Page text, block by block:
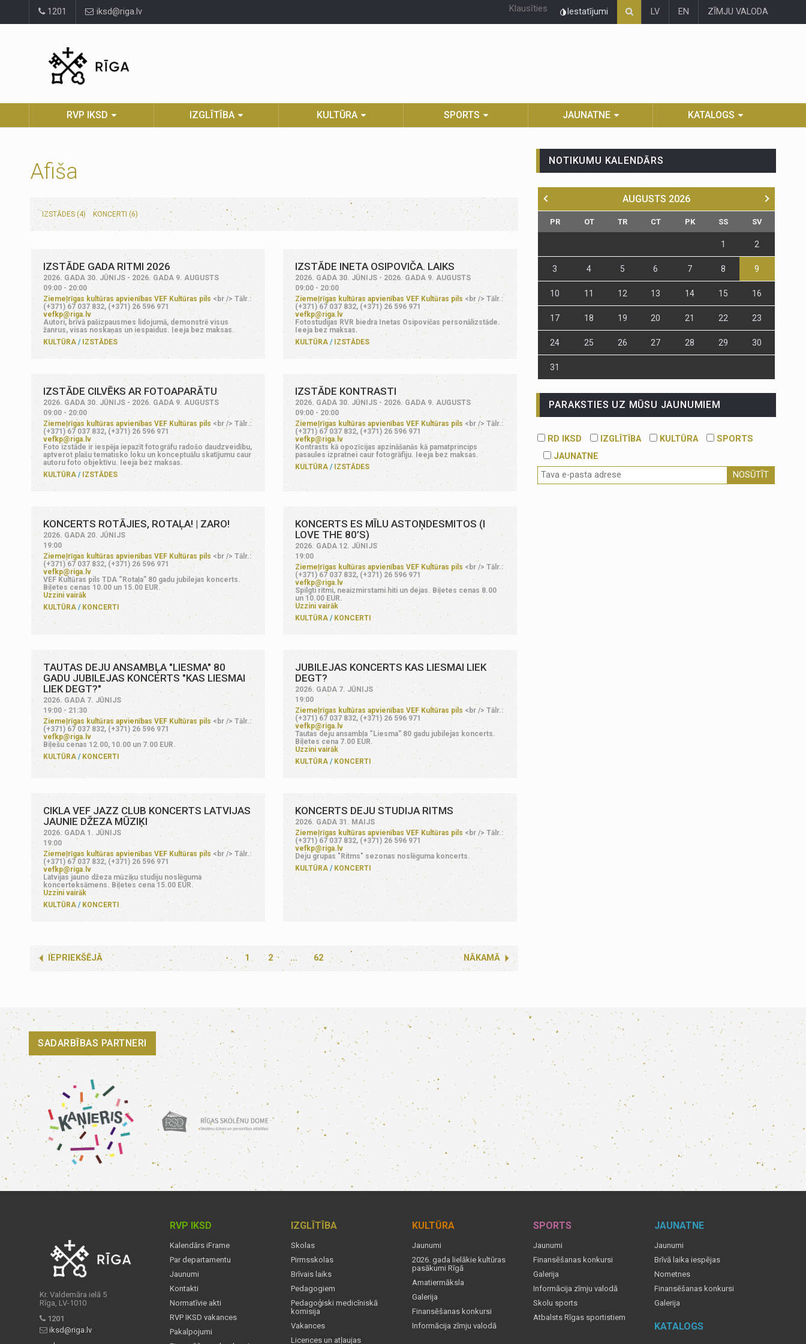
1201 iksd@riga.lv Klausīties Iestatījumi LV EN ZĪMJU VALODA
RVP IKSD IZGLĪTĪBA KULTŪRA SPORTS JAUNATNE KATALOGS
Afiša
IZSTĀDES (4) KONCERTI (6)
IZSTĀDE GADA RITMI 2026
2026. GADA 30. JŪNIJS - 2026. GADA 9. AUGUSTS
09:00 - 20:00
Ziemeļrīgas kultūras apvienības VEF Kultūras pils <br /> Tālr.:
(+371) 67 037 832, (+371) 26 596 971
vefkp@riga.lv
Autori, brīvā pašizpausmes lidojumā, demonstrē visus
žanrus, visas noskaņas un iespaidus. Ieeja bez maksas.
KULTŪRA
IZSTĀDES
IZSTĀDE INETA OSIPOVIČA. LAIKS
2026. GADA 30. JŪNIJS - 2026. GADA 9. AUGUSTS
09:00 - 20:00
Ziemeļrīgas kultūras apvienības VEF Kultūras pils <br /> Tālr.:
(+371) 67 037 832, (+371) 26 596 971
vefkp@riga.lv
Fotostudijas RVR biedra Inetas Osipovičas personālizstāde.
Ieeja bez maksas.
KULTŪRA
IZSTĀDES
IZSTĀDE CILVĒKS AR FOTOAPARĀTU
2026. GADA 30. JŪNIJS - 2026. GADA 9. AUGUSTS
09:00 - 20:00
Ziemeļrīgas kultūras apvienības VEF Kultūras pils <br /> Tālr.:
(+371) 67 037 832, (+371) 26 596 971
vefkp@riga.lv
Foto izstāde ir iespēja iepazīt fotogrāfu radošo daudzveidību,
aptverot plašu tematisko loku un konceptuālu skatījumu caur
autoru foto objektīvu. Ieeja bez maksas.
KULTŪRA
IZSTĀDES
IZSTĀDE KONTRASTI
2026. GADA 30. JŪNIJS - 2026. GADA 9. AUGUSTS
09:00 - 20:00
Ziemeļrīgas kultūras apvienības VEF Kultūras pils <br /> Tālr.:
(+371) 67 037 832, (+371) 26 596 971
vefkp@riga.lv
Kontrasts kā opozīcijas apzināšanās kā pamatprincips
pasaules izpratnei caur fotogrāfiju. Ieeja bez maksas.
KULTŪRA
IZSTĀDES
KONCERTS ROTĀJIES, ROTAĻA! | ZARO!
2026. GADA 20. JŪNIJS
19:00
Ziemeļrīgas kultūras apvienības VEF Kultūras pils <br /> Tālr.:
(+371) 67 037 832, (+371) 26 596 971
vefkp@riga.lv
VEF Kultūras pils TDA “Rotaļa” 80 gadu jubilejas koncerts.
Biļetes cenas 10.00 un 15.00 EUR.
Uzzini vairāk
KULTŪRA
KONCERTI
KONCERTS ES MĪLU ASTOŅDESMITOS (I
LOVE THE 80’S)
2026. GADA 12. JŪNIJS
19:00
Ziemeļrīgas kultūras apvienības VEF Kultūras pils<br /> Tālr.:
(+371) 67 037 832, (+371) 26 596 971
vefkp@riga.lv
Spilgti ritmi, neaizmirstami hiti un dejas. Biļetes cenas 8.00
un 10.00 EUR.
Uzzini vairāk
KULTŪRA
KONCERTI
TAUTAS DEJU ANSAMBĻA "LIESMA" 80
GADU JUBILEJAS KONCERTS "KAS LIESMAI
LIEK DEGT?"
2026. GADA 7. JŪNIJS
19:00 - 21:30
Ziemeļrīgas kultūras apvienības VEF Kultūras pils<br /> Tālr.:
(+371) 67 037 832, (+371) 26 596 971
vefkp@riga.lv
Biļešu cenas 12.00, 10.00 un 7.00 EUR.
KULTŪRA
KONCERTI
JUBILEJAS KONCERTS KAS LIESMAI LIEK
DEGT?
2026. GADA 7. JŪNIJS
19:00
Ziemeļrīgas kultūras apvienības VEF Kultūras pils<br /> Tālr.:
(+371) 67 037 832, (+371) 26 596 971
vefkp@riga.lv
Tautas deju ansambļa “Liesma” 80 gadu jubilejas koncerts.
Biļetes cena 7.00 EUR.
Uzzini vairāk
KULTŪRA
KONCERTI
CIKLA VEF JAZZ CLUB KONCERTS LATVIJAS
JAUNIE DŽEZA MŪZIĶI
2026. GADA 1. JŪNIJS
19:00
Ziemeļrīgas kultūras apvienības VEF Kultūras pils<br /> Tālr.:
(+371) 67 037 832, (+371) 26 596 971
vefkp@riga.lv
Latvijas jauno džeza mūziķu studiju noslēguma
koncerteksāmens. Biļetes cena 15.00 EUR.
Uzzini vairāk
KULTŪRA
KONCERTI
KONCERTS DEJU STUDIJA RITMS
2026. GADA 31. MAIJS
Ziemeļrīgas kultūras apvienības VEF Kultūras pils <br /> Tālr.:
(+371) 67 037 832, (+371) 26 596 971
vefkp@riga.lv
Deju grupas "Ritms" sezonas noslēguma koncerts.
KULTŪRA
KONCERTI
IEPRIEKŠĒJĀ 1 2 NĀKAMĀ
... 62
NOTIKUMU KALENDĀRS
AUGUSTS 2026
PR OT TR CT PK SS SV
1 2
3 4 5 6 7 8 9
10 11 12 13 14 15 16
17 18 19 20 21 22 23
24 25 26 27 28 29 30
31
PARAKSTIES UZ MŪSU JAUNUMIEM
RD IKSD IZGLĪTĪBA KULTŪRA
SPORTS
JAUNATNE
NOSŪTĪT
SADARBĪBAS PARTNERI
Kr. Valdemāra ielā 5
Rīga, LV-1010
1201
iksd@riga.lv
RVP IKSD
Kalendārs iFrame
Par departamentu
Jaunumi
Kontakti
Normatīvie akti
RVP IKSD vakances
Pakalpojumi
IZGLĪTĪBA
Skolas
Pirmsskolas
Brīvais laiks
Pedagogiem
Pedagoģiski medicīniskā
komisija
Vakances
Licences un atļaujas
KULTŪRA
Jaunumi
2026. gada lielākie kultūras
pasākumi Rīgā
Amatiermāksla
Galerija
Finansēšanas konkursi
Informācija zīmju valodā
SPORTS
Jaunumi
Finansēšanas konkursi
Galerija
Informācija zīmju valodā
Skolu sports
Atbalsts Rīgas sportistiem
JAUNATNE
Jaunumi
Brīvā laika iespējas
Nometnes
Finansēšanas konkursi
Galerija
KATALOGS